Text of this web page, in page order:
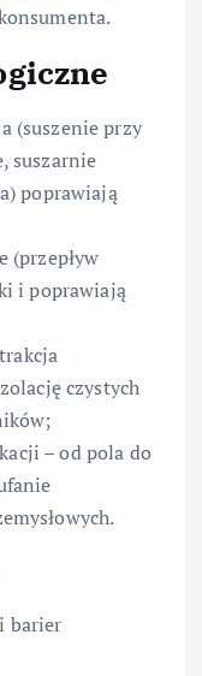
(suszenie przy
suszarnie
poprawiają
(przepływ
i poprawiają
czystych
– od pola do
barier